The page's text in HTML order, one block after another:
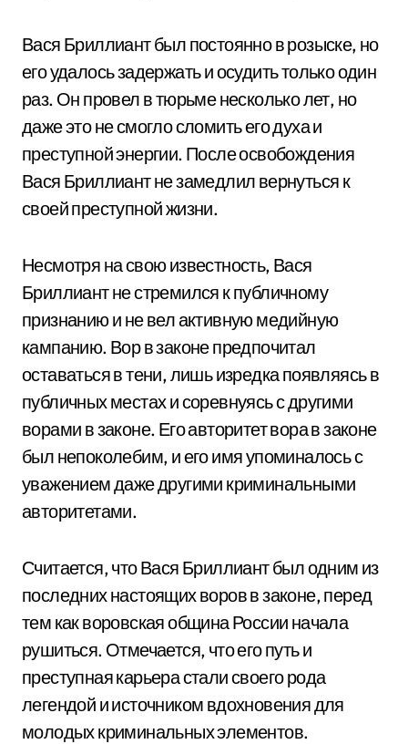
Вася Бриллиант был постоянно в розыске, но
его удалось задержать и осудить только один
раз. Он провел в тюрьме несколько лет, но
даже это не смогло сломить его духа и
преступной энергии. После освобождения
Вася Бриллиант не замедлил вернуться к
своей преступной жизни.
Несмотря на свою известность, Вася
Бриллиант не стремился к публичному
признанию и не вел активную медийную
кампанию. Вор в законе предпочитал
оставаться в тени, лишь изредка появляясь в
публичных местах и соревнуясь с другими
ворами в законе. Его авторитет вора в законе
был непоколебим, и его имя упоминалось с
уважением даже другими криминальными
авторитетами.
Считается, что Вася Бриллиант был одним из
последних настоящих воров в законе, перед
тем как воровская община России начала
рушиться. Отмечается, что его путь и
преступная карьера стали своего рода
легендой и источником вдохновения для
молодых криминальных элементов.